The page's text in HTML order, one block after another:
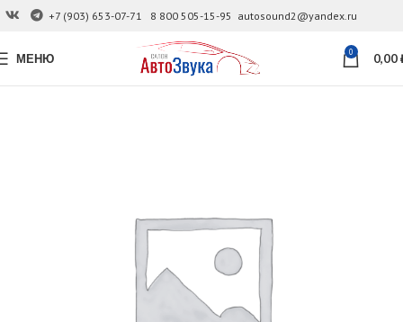
+7 (903) 653-07-71 8 800 505-15-95 autosound2@yandex.ru
МЕНЮ 0 0,00